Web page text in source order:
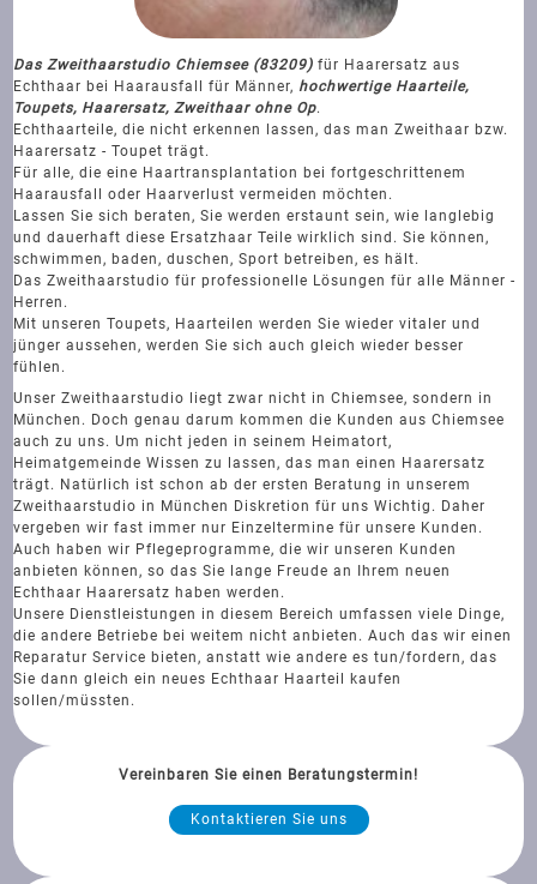
Das Zweithaarstudio Chiemsee (83209) für Haarersatz aus
Echthaar bei Haarausfall für Männer, hochwertige Haarteile,
Toupets, Haarersatz, Zweithaar ohne Op.
Echthaarteile, die nicht erkennen lassen, das man Zweithaar bzw.
Haarersatz - Toupet trägt.
Für alle, die eine Haartransplantation bei fortgeschrittenem
Haarausfall oder Haarverlust vermeiden möchten.
Lassen Sie sich beraten, Sie werden erstaunt sein, wie langlebig
und dauerhaft diese Ersatzhaar Teile wirklich sind. Sie können,
schwimmen, baden, duschen, Sport betreiben, es hält.
Das Zweithaarstudio für professionelle Lösungen für alle Männer -
Herren.
Mit unseren Toupets, Haarteilen werden Sie wieder vitaler und
jünger aussehen, werden Sie sich auch gleich wieder besser
fühlen.
Unser Zweithaarstudio liegt zwar nicht in Chiemsee, sondern in
München. Doch genau darum kommen die Kunden aus Chiemsee
auch zu uns. Um nicht jeden in seinem Heimatort,
Heimatgemeinde Wissen zu lassen, das man einen Haarersatz
trägt. Natürlich ist schon ab der ersten Beratung in unserem
Zweithaarstudio in München Diskretion für uns Wichtig. Daher
vergeben wir fast immer nur Einzeltermine für unsere Kunden.
Auch haben wir Pflegeprogramme, die wir unseren Kunden
anbieten können, so das Sie lange Freude an Ihrem neuen
Echthaar Haarersatz haben werden.
Unsere Dienstleistungen in diesem Bereich umfassen viele Dinge,
die andere Betriebe bei weitem nicht anbieten. Auch das wir einen
Reparatur Service bieten, anstatt wie andere es tun/fordern, das
Sie dann gleich ein neues Echthaar Haarteil kaufen
sollen/müssten.
Vereinbaren Sie einen Beratungstermin!
Kontaktieren Sie uns